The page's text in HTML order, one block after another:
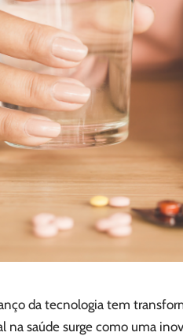
da tecnologia tem
na saúde surge como uma